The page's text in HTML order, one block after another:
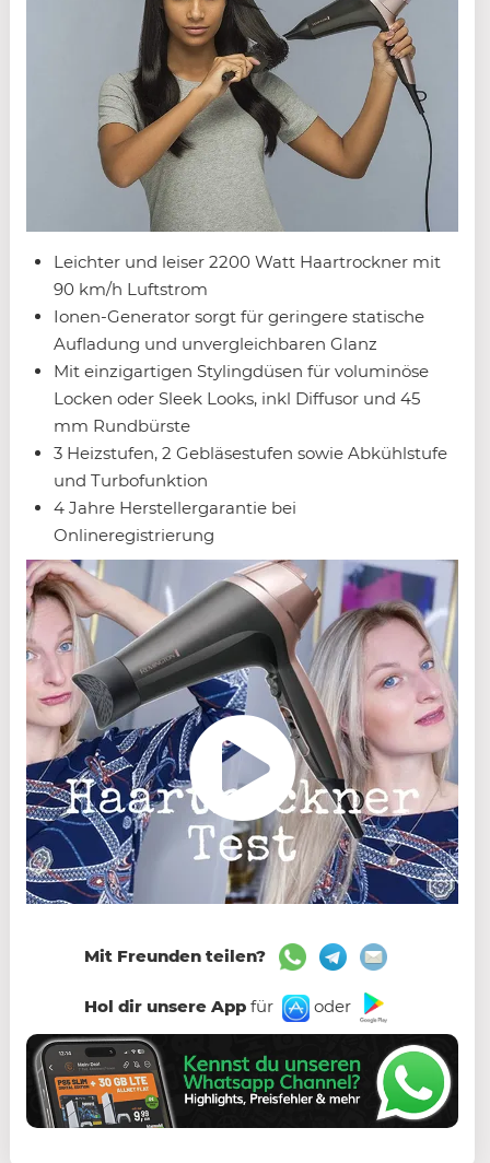
Leichter und leiser 2200 Watt Haartrockner mit
90 km/h Luftstrom
Ionen-Generator sorgt für geringere statische
Aufladung und unvergleichbaren Glanz
Mit einzigartigen Stylingdüsen für voluminöse
Locken oder Sleek Looks, inkl Diffusor und 45
mm Rundbürste
3 Heizstufen, 2 Gebläsestufen sowie Abkühlstufe
und Turbofunktion
4 Jahre Herstellergarantie bei
Onlineregistrierung
Mit Freunden teilen?
Hol dir unsere Appfür oder